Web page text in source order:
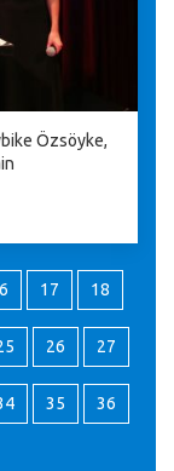
Özsöyke,
17 18
26 27
35 36